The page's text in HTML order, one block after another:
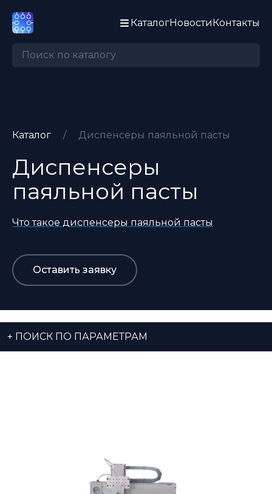
КаталогНовостиКонтакты
Каталог / Диспенсеры паяльной пасты
Диспенсеры
паяльной пасты
Что такое диспенсеры паяльной пасты
Оставить заявку
+ ПОИСК ПО ПАРАМЕТРАМ